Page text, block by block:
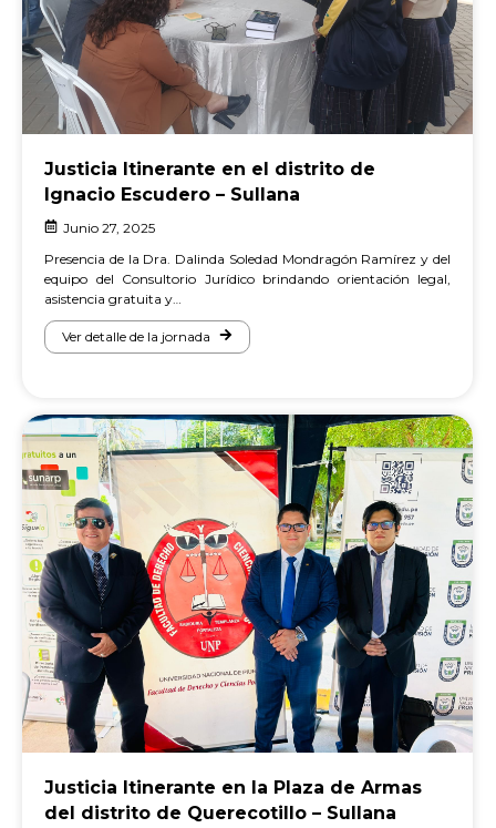
Justicia Itinerante en el distrito de
Ignacio Escudero – Sullana
Junio 27, 2025
Presencia de la Dra. Dalinda Soledad Mondragón Ramírez y del
equipo del Consultorio Jurídico brindando orientación legal,
asistencia gratuita y…
Ver detalle de la jornada
Justicia Itinerante en la Plaza de Armas
del distrito de Querecotillo – Sullana